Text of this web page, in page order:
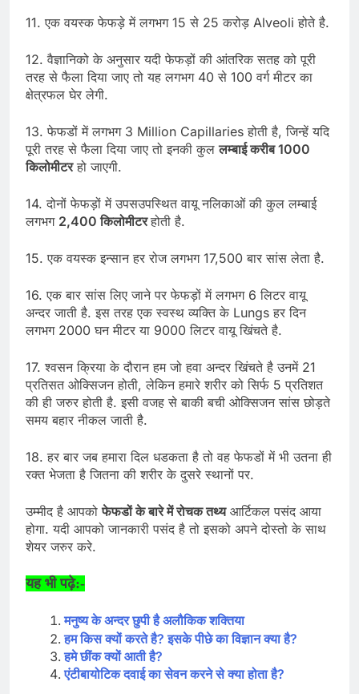
11. एक वयस्क फेफड़े में लगभग 15 से 25 करोड़ Alveoli होते है.
12. वैज्ञानिको के अनुसार यदी फेफड़ों की आंतरिक सतह को पूरी
तरह से फैला दिया जाए तो यह लगभग 40 से 100 वर्ग मीटर का
क्षेत्रफल घेर लेगी.
13. फेफडों में लगभग 3 Million Capillaries होती है, जिन्हें यदि
पूरी तरह से फैला दिया जाए तो इनकी कुललम्बाई करीब 1000
किलोमीटरहो जाएगी.
14. दोनों फेफड़ों में उपसउपस्थित वायू नलिकाओं की कुल लम्बाई
लगभग 2,400 किलोमीटरहोती है.
15. एक वयस्क इन्सान हर रोज लगभग 17,500 बार सांस लेता है.
16. एक बार सांस लिए जाने पर फेफड़ों में लगभग 6 लिटर वायू
अन्दर जाती है. इस तरह एक स्वस्थ व्यक्ति के Lungs हर दिन
लगभग 2000 घन मीटर या 9000 लिटर वायू खिंचते है.
17. श्वसन क्रिया के दौरान हम जो हवा अन्दर खिंचते है उनमें 21
प्रतिसत ओक्सिजन होती, लेकिन हमारे शरीर को सिर्फ 5 प्रतिशत
की ही जरुर होती है. इसी वजह से बाकी बची ओक्सिजन सांस छोड़ते
समय बहार नीकल जाती है.
18. हर बार जब हमारा दिल धडकता है तो वह फेफडों में भी उतना ही
रक्त भेजता है जितना की शरीर के दुसरे स्थानों पर.
उम्मीद है आपकोफेफडों के बारे में रोचक तथ्यआर्टिकल पसंद आया
होगा. यदी आपको जानकारी पसंद है तो इसको अपने दोस्तो के साथ
शेयर जरुर करे.
यह भी पढ़े:-
मनुष्य के अन्दर छुपी है अलौकिक शक्तिया
हम किस क्यों करते है? इसके पीछे का विज्ञान क्या है?
हमे छींक क्यों आती है?
एंटीबायोटिक दवाई का सेवन करने से क्या होता है?